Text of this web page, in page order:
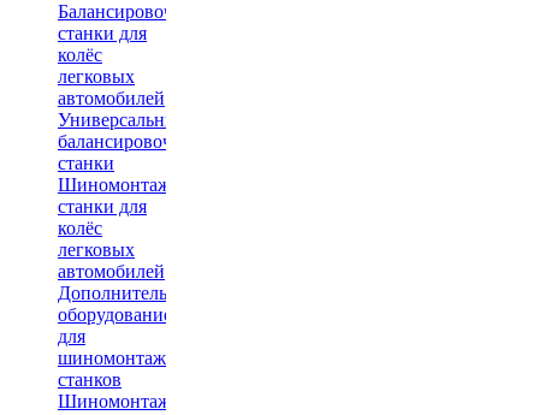
Балансировочные
станки для
колёс
легковых
автомобилей
Универсальные
балансировочные
станки
Шиномонтажные
станки для
колёс
легковых
автомобилей
Дополнительное
оборудование
для
шиномонтажных
станков
Шиномонтажные